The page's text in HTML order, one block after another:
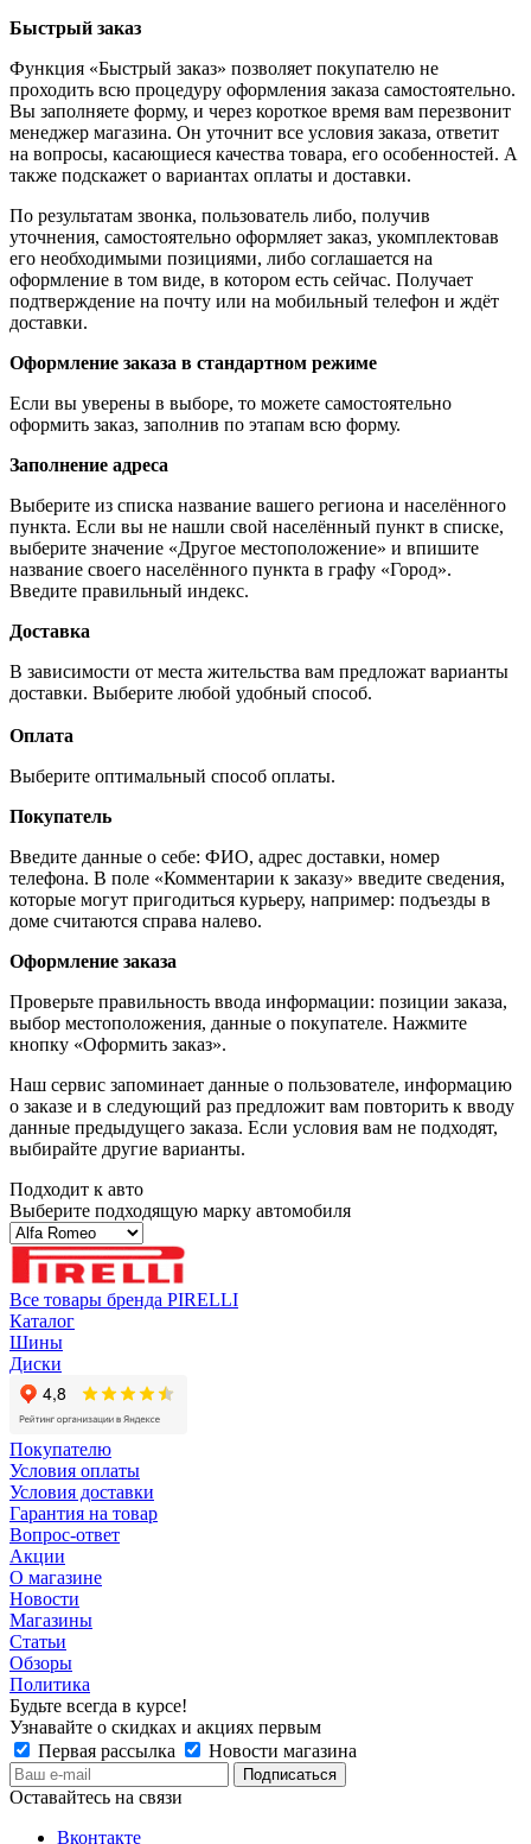
Быстрый заказ
Функция «Быстрый заказ» позволяет покупателю не
проходить всю процедуру оформления заказа самостоятельно.
Вы заполняете форму, и через короткое время вам перезвонит
менеджер магазина. Он уточнит все условия заказа, ответит
на вопросы, касающиеся качества товара, его особенностей. А
также подскажет о вариантах оплаты и доставки.
По результатам звонка, пользователь либо, получив
уточнения, самостоятельно оформляет заказ, укомплектовав
его необходимыми позициями, либо соглашается на
оформление в том виде, в котором есть сейчас. Получает
подтверждение на почту или на мобильный телефон и ждёт
доставки.
Оформление заказа в стандартном режиме
Если вы уверены в выборе, то можете самостоятельно
оформить заказ, заполнив по этапам всю форму.
Заполнение адреса
Выберите из списка название вашего региона и населённого
пункта. Если вы не нашли свой населённый пункт в списке,
выберите значение «Другое местоположение» и впишите
название своего населённого пункта в графу «Город».
Введите правильный индекс.
Доставка
В зависимости от места жительства вам предложат варианты
доставки. Выберите любой удобный способ.
Оплата
Выберите оптимальный способ оплаты.
Покупатель
Введите данные о себе: ФИО, адрес доставки, номер
телефона. В поле «Комментарии к заказу» введите сведения,
которые могут пригодиться курьеру, например: подъезды в
доме считаются справа налево.
Оформление заказа
Проверьте правильность ввода информации: позиции заказа,
выбор местоположения, данные о покупателе. Нажмите
кнопку «Оформить заказ».
Наш сервис запоминает данные о пользователе, информацию
о заказе и в следующий раз предложит вам повторить к вводу
данные предыдущего заказа. Если условия вам не подходят,
выбирайте другие варианты.
Подходит к авто
Выберите подходящую марку автомобиля
Все товары бренда PIRELLI
Каталог
Шины
Диски
Покупателю
Условия оплаты
Условия доставки
Гарантия на товар
Вопрос-ответ
Акции
О магазине
Новости
Магазины
Статьи
Обзоры
Политика
Будьте всегда в курсе!
Узнавайте о скидках и акциях первым
Первая рассылка
Новости магазина
Оставайтесь на связи
Вконтакте